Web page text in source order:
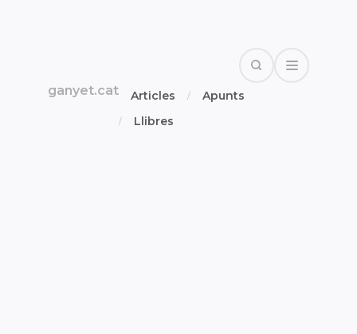
ganyet.cat Articles
Apunts
Llibres
SearchOpen